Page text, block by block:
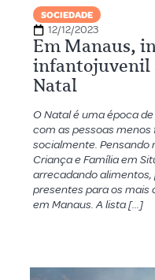
SOCIEDADE
12/12/2023
Em Manaus,
infantojuvenil
Natal
O Natal é uma época
com as pessoas
socialmente. Pensando
Criança e Família em
arrecadando alimentos,
presentes para os mais
em Manaus. A lista […]